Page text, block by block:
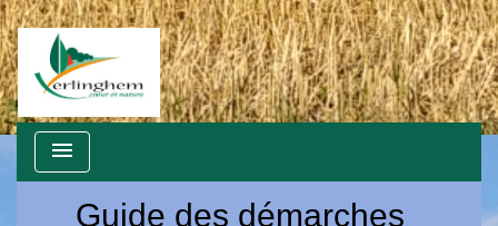
menu
Guide des démarches